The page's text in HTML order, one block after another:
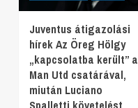
Juventus átigazolási
hírek Az Öreg Hölgy
„kapcsolatba került” a
Man Utd csatárával,
miután Luciano